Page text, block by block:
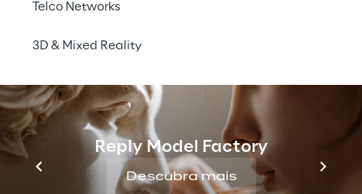
Telco Networks
3D & Mixed Reality
Reply Model Factory
Descubra mais
móveis 5G é a capacidade de fornecer
conexões de banda larga e baixa latência,
de uso tem seus próprios requisitos e, muitos
deles, podem ser ortogonais em termos de
qualidade, permitindo eficiência em
cenários de compartilhamento de
infraestrutura.